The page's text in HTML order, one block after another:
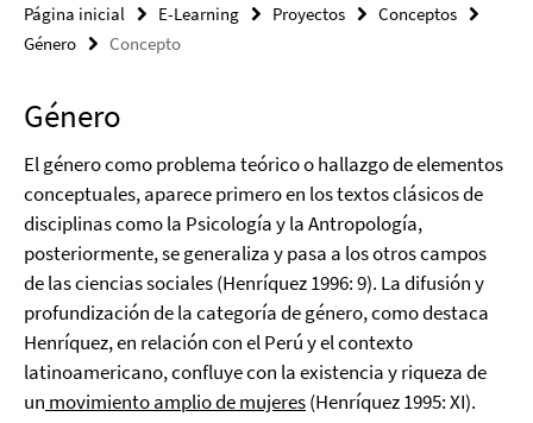
Página inicial E-Learning Proyectos
Conceptos
Género
Concepto
Género
El género como problema teórico o hallazgo de elementos
conceptuales, aparece primero en los textos clásicos de
disciplinas como la Psicología y la Antropología,
posteriormente, se generaliza y pasa a los otros campos
de las ciencias sociales (Henríquez 1996: 9). La difusión y
profundización de la categoría de género, como destaca
Henríquez, en relación con el Perú y el contexto
latinoamericano, confluye con la existencia y riqueza de
un movimiento amplio de mujeres(Henríquez 1995: XI).